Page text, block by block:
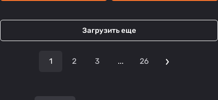
Загрузить еще
1 2 3 ... 26